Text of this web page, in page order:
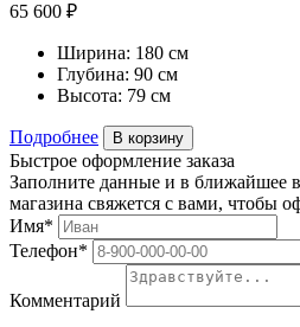
65 600 ₽
Ширина: 180 см
Глубина: 90 см
Высота: 79 см
Подробнее В корзину
Быстрое оформление заказа
Заполните данные и в ближайшее
магазина свяжется с вами, чтобы
Имя*
Телефон*
Комментарий